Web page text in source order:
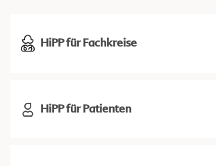
HiPP für Fachkreise
HiPP für Patienten